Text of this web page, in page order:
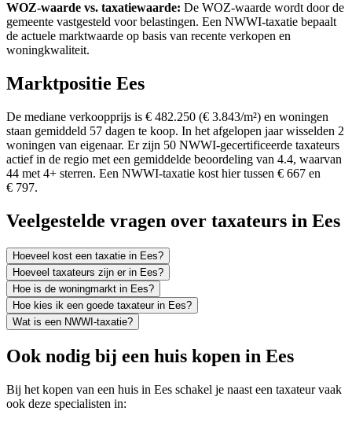
WOZ-waarde vs. taxatiewaarde: De WOZ-waarde wordt door de
gemeente vastgesteld voor belastingen. Een NWWI-taxatie bepaalt
de actuele marktwaarde op basis van recente verkopen en
woningkwaliteit.
Marktpositie Ees
De mediane verkoopprijs is € 482.250 (€ 3.843/m²) en woningen
staan gemiddeld 57 dagen te koop. In het afgelopen jaar wisselden 2
woningen van eigenaar. Er zijn 50 NWWI-gecertificeerde taxateurs
actief in de regio met een gemiddelde beoordeling van 4.4, waarvan
44 met 4+ sterren. Een NWWI-taxatie kost hier tussen € 667 en
€ 797.
Veelgestelde vragen over taxateurs in Ees
Hoeveel kost een taxatie in Ees?
Hoeveel taxateurs zijn er in Ees?
Hoe is de woningmarkt in Ees?
Hoe kies ik een goede taxateur in Ees?
Wat is een NWWI-taxatie?
Ook nodig bij een huis kopen in Ees
Bij het kopen van een huis in Ees schakel je naast een taxateur vaak
ook deze specialisten in: